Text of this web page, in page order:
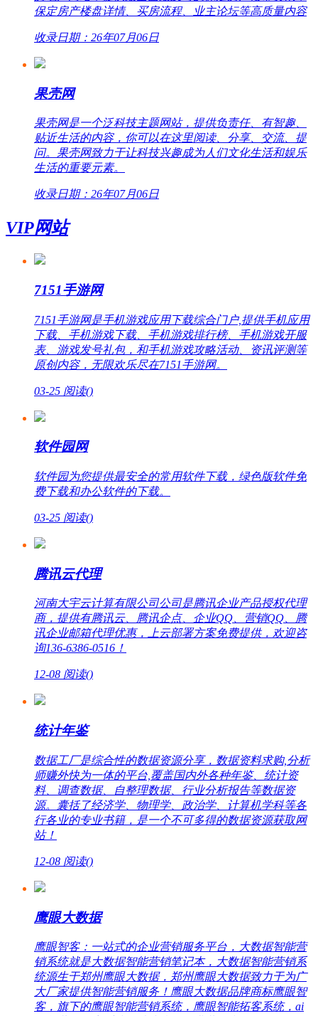
保定房产楼盘详情、买房流程、业主论坛等高质量内容
收录日期：26年07月06日
果壳网
果壳网是一个泛科技主题网站，提供负责任、有智趣、
贴近生活的内容，你可以在这里阅读、分享、交流、提
问。果壳网致力于让科技兴趣成为人们文化生活和娱乐
生活的重要元素。
收录日期：26年07月06日
VIP网站
7151手游网
7151手游网是手机游戏应用下载综合门户,提供手机应用
下载、手机游戏下载、手机游戏排行榜、手机游戏开服
表、游戏发号礼包，和手机游戏攻略活动、资讯评测等
原创内容，无限欢乐尽在7151手游网。
03-25 阅读()
软件园网
软件园为您提供最安全的常用软件下载，绿色版软件免
费下载和办公软件的下载。
03-25 阅读()
腾讯云代理
河南大宇云计算有限公司公司是腾讯企业产品授权代理
商，提供有腾讯云、腾讯企点、企业QQ、营销QQ、腾
讯企业邮箱代理优惠，上云部署方案免费提供，欢迎咨
询136-6386-0516！
12-08 阅读()
统计年鉴
数据工厂是综合性的数据资源分享，数据资料求购,分析
师赚外快为一体的平台,覆盖国内外各种年鉴、统计资
料、调查数据、自整理数据、行业分析报告等数据资
源。囊括了经济学、物理学、政治学、计算机学科等各
行各业的专业书籍，是一个不可多得的数据资源获取网
站！
12-08 阅读()
鹰眼大数据
鹰眼智客：一站式的企业营销服务平台，大数据智能营
销系统就是大数据智能营销笔记本，大数据智能营销系
统源生于郑州鹰眼大数据，郑州鹰眼大数据致力于为广
大厂家提供智能营销服务！鹰眼大数据品牌商标鹰眼智
客，旗下的鹰眼智能营销系统，鹰眼智能拓客系统，ai